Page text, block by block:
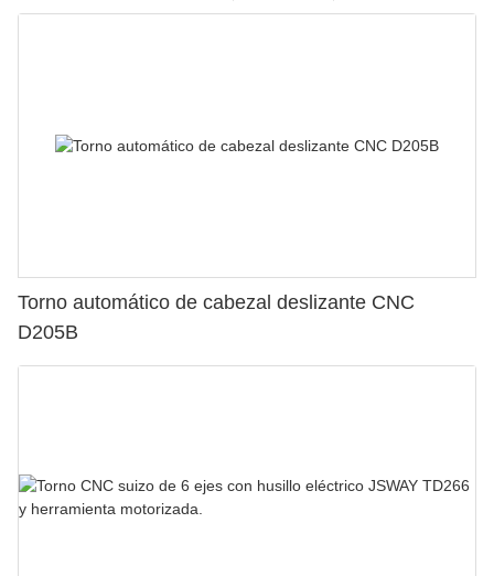
Torno automático de cabezal deslizante CNC
D205B